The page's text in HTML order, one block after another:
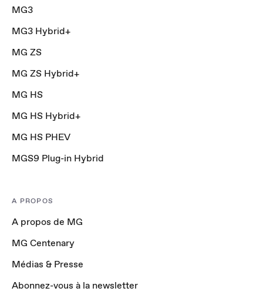
MG3
MG3 Hybrid+
MG ZS
MG ZS Hybrid+
MG HS
MG HS Hybrid+
MG HS PHEV
MGS9 Plug-in Hybrid
A PROPOS
A propos de MG
MG Centenary
Médias & Presse
Abonnez-vous à la newsletter